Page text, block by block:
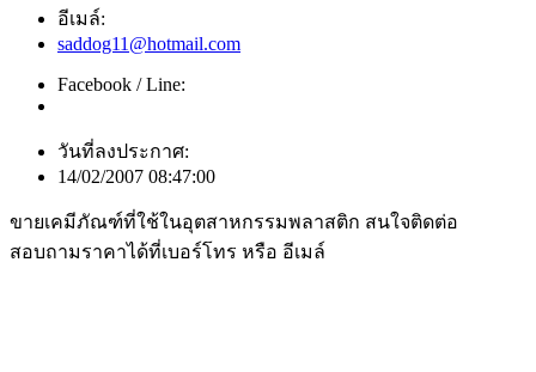
อีเมล์:
saddog11@hotmail.com
Facebook / Line:
วันที่ลงประกาศ:
14/02/2007 08:47:00
ขายเคมีภัณฑ์ที่ใช้ในอุตสาหกรรมพลาสติก สนใจติดต่อ
สอบถามราคาได้ที่เบอร์โทร หรือ อีเมล์